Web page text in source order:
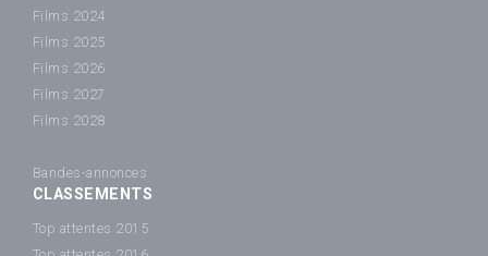
Films 2024
Films 2025
Films 2026
Films 2027
Films 2028
Bandes-annonces
CLASSEMENTS
Top attentes 2015